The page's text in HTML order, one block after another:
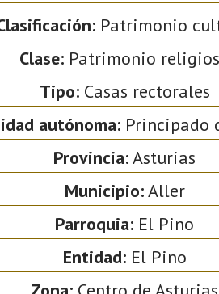
Patrimonio
Clase: Patrimonio
Tipo:Casas rectorales
autónoma: Principado
Provincia:Asturias
Municipio:Aller
Parroquia: El Pino
Entidad:El Pino